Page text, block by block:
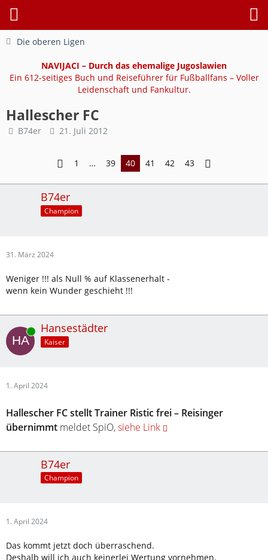
Die oberen Ligen
NAVIJACI – Durch das ehemalige Jugoslawien
Ein 612-seitiges Buch und Reiseführer für Fußballfans – Voller
Leidenschaft und Fankultur.
Hallescher FC
B74er 21. Juli 2012
1 … 39 40 41 42 43
B74er
Champion
31. März 2024
Weniger !!! als Null % auf Klassenerhalt -
wenn kein Wunder geschieht !!!
Online Hansestädter
Kaiser
1. April 2024
Hallescher FC stellt Trainer Ristic frei – Reisinger
übernimmt meldet SpiO,siehe Link
B74er
Champion
1. April 2024
Das kommt jetzt doch überraschend.
Deshalb will ich auch keinerlei Wertung vornehmen.